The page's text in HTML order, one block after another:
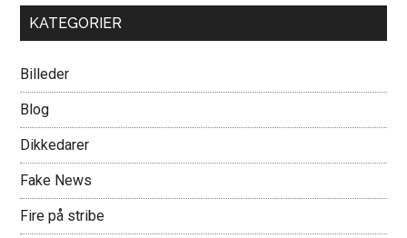
KATEGORIER
Billeder
Blog
Dikkedarer
Fake News
Fire på stribe